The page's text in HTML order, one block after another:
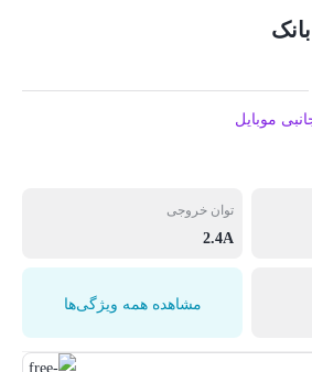
موبایل
توان خروجی
2.4A
مشاهده همه ویژگی‌ها